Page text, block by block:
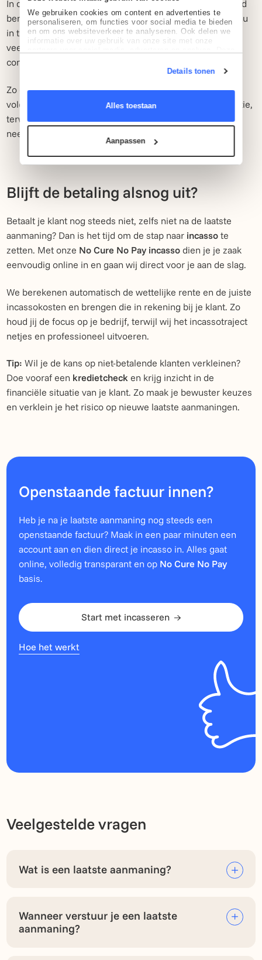
We gebruiken cookies om content en advertenties te
personaliseren, om functies voor social media te bieden
en om ons websiteverkeer te analyseren. Ook delen we
informatie over uw gebruik van onze site met onze
informatie die u aan ze heeft verstrekt of die ze hebben
Details tonen
Alles toestaan
Aanpassen
In de laatste aanmaningsbrief maak je helder dat je bereid
bent om de volgende stap te zetten en een incassobureau
in te schakelen als betaling uitblijft. De ervaring leert dat
veel klanten dan alsnog betalen, juist omdat de gevolgen
concreet worden.
Zo geef je je klant een laatste kans om de factuur zélf te
voldoen, zonder hoge incassokosten. Jij behoudt de relatie,
terwijl je wel laat zien dat je je debiteurenbeheer serieus
neemt.
Blijft de betaling alsnog uit?
Betaalt je klant nog steeds niet, zelfs niet na de laatste
aanmaning? Dan is het tijd om de stap naar incassote
zetten. Met onze No Cure No Pay incassodien je je zaak
eenvoudig online in en gaan wij direct voor je aan de slag.
We berekenen automatisch de wettelijke rente en de juiste
incassokosten en brengen die in rekening bij je klant. Zo
houd jij de focus op je bedrijf, terwijl wij het incassotraject
netjes en professioneel uitvoeren.
Tip: Wil je de kans op niet-betalende klanten verkleinen?
Doe vooraf een kredietchecken krijg inzicht in de
financiële situatie van je klant. Zo maak je bewuster keuzes
en verklein je het risico op nieuwe laatste aanmaningen.
Openstaande factuur innen?
Heb je na je laatste aanmaning nog steeds een
openstaande factuur? Maak in een paar minuten een
account aan en dien direct je incasso in. Alles gaat
online, volledig transparant en op No Cure No Pay
basis.
Start met incasseren
Hoe het werkt
Veelgestelde vragen
Wat is een laatste aanmaning?
Wanneer verstuur je een laatste
aanmaning?